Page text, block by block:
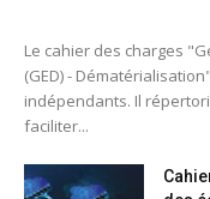
Le cahier des charges
(GED) -
indépendants. Il
faciliter...